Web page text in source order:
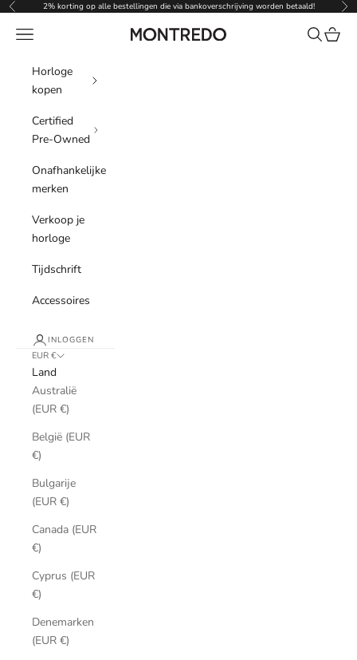
Naar inhoud
Vorige 2% korting op alle bestellingen die via bankoverschrijving worden betaald!
Montredo
Menu Zoeken
Horloge
kopen
Certified
Pre-Owned
Onafhankelijke
merken
Verkoop je
horloge
Tijdschrift
Accessoires
INLOGGEN
EUR €
Land
Australië
(EUR €)
België (EUR
€)
Bulgarije
(EUR €)
Canada (EUR
€)
Cyprus (EUR
€)
Denemarken
(EUR €)